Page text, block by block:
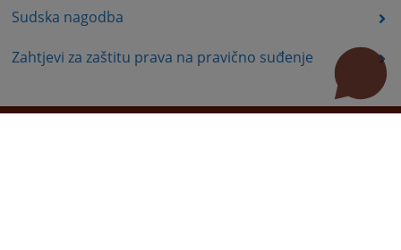
Sudska nagodba
Zahtjevi za zaštitu prava na pravično suđenje